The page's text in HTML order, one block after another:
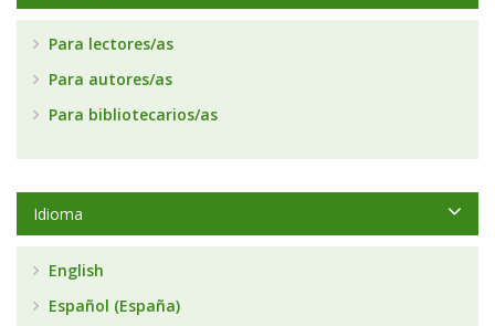
Para lectores/as
Para autores/as
Para bibliotecarios/as
Idioma
English
Español (España)